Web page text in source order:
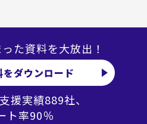
た資料を大放出！
ダウンロード
援実績889社、
ト率90％